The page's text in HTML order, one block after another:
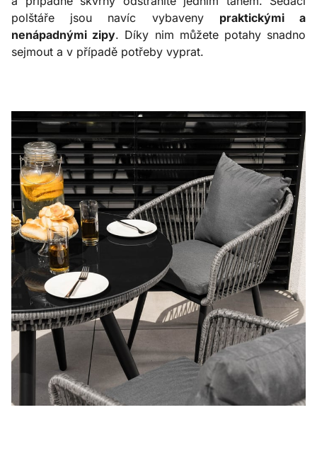
polštáře jsou navíc vybaveny praktickými a
nenápadnými zipy. Díky nim můžete potahy snadno
sejmout a v případě potřeby vyprat.